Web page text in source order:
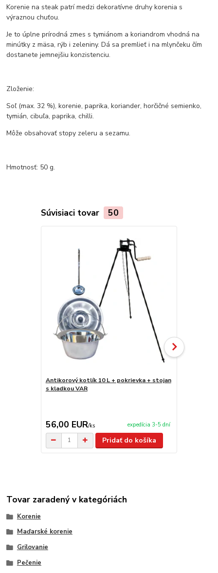
Korenie na steak patrí medzi dekoratívne druhy korenia s
výraznou chuťou.
Je to úplne prírodná zmes s tymiánom a koriandrom vhodná na
minútky z mäsa, rýb i zeleniny. Dá sa premlieť i na mlynčeku čím
dostanete jemnejšiu konzistenciu.
Zloženie:
Soľ (max. 32 %), korenie, paprika, koriander, horčičné semienko,
tymián, cibuľa, paprika, chilli.
Môže obsahovať stopy zeleru a sezamu.
Hmotnosť: 50 g.
Súvisiaci tovar 50
Antikorový kotlík 10 L + pokrievka + stojan
s kladkou VAR
56,00 EUR/ks expedícia 3-5 dní
Pridať do košíka
Tovar zaradený v kategóriách
Korenie
Maďarské korenie
Grilovanie
Pečenie